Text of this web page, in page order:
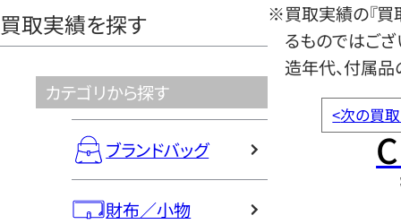
買取実績を探す
カテゴリから探す
ブランドバッグ
財布／小物
※買取実績の『買
るものではござ
造年代、付属品
<次の買